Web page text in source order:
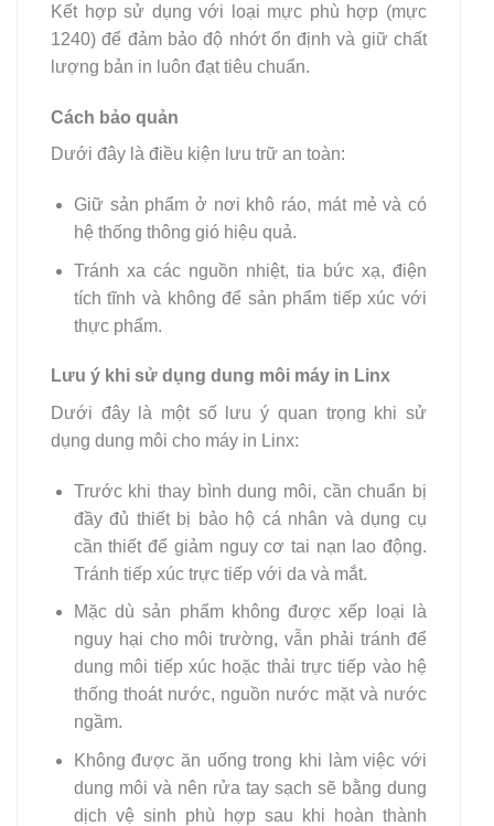
Kết hợp sử dụng với loại mực phù hợp (mực
1240) để đảm bảo độ nhớt ổn định và giữ chất
lượng bản in luôn đạt tiêu chuẩn.
Cách bảo quản
Dưới đây là điều kiện lưu trữ an toàn:
Giữ sản phẩm ở nơi khô ráo, mát mẻ và có
hệ thống thông gió hiệu quả.
Tránh xa các nguồn nhiệt, tia bức xạ, điện
tích tĩnh và không để sản phẩm tiếp xúc với
thực phẩm.
Lưu ý khi sử dụng dung môi máy in Linx
Dưới đây là một số lưu ý quan trọng khi sử
dụng dung môi cho máy in Linx:
Trước khi thay bình dung môi, cần chuẩn bị
đầy đủ thiết bị bảo hộ cá nhân và dụng cụ
cần thiết để giảm nguy cơ tai nạn lao động.
Tránh tiếp xúc trực tiếp với da và mắt.
Mặc dù sản phẩm không được xếp loại là
nguy hại cho môi trường, vẫn phải tránh để
dung môi tiếp xúc hoặc thải trực tiếp vào hệ
thống thoát nước, nguồn nước mặt và nước
ngầm.
Không được ăn uống trong khi làm việc với
dung môi và nên rửa tay sạch sẽ bằng dung
dịch vệ sinh phù hợp sau khi hoàn thành